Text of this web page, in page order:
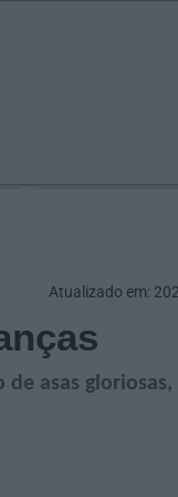
asas gloriosas,
Atualizado em: